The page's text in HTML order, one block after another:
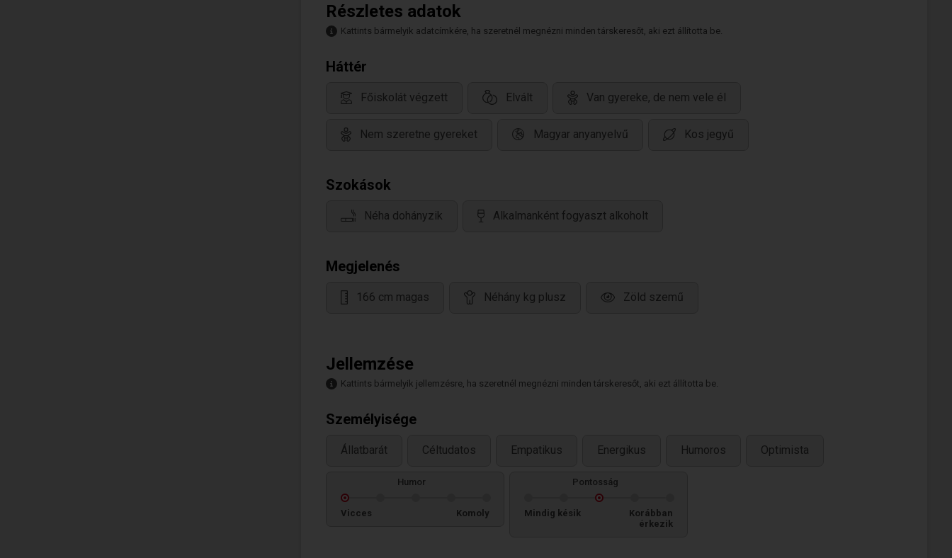
Részletes adatok
Kattints bármelyik adatcímkére, ha szeretnél megnézni minden társkeresőt, aki ezt állította be.
Háttér
Főiskolát végzett Elvált Van gyereke, de nem vele él
Nem szeretne gyereket Magyar anyanyelvű Kos jegyű
Szokások
Néha dohányzik Alkalmanként fogyaszt alkoholt
Megjelenés
166 cm magas Néhány kg plusz Zöld szemű
Jellemzése
Kattints bármelyik jellemzésre, ha szeretnél megnézni minden társkeresőt, aki ezt állította be.
Személyisége
Állatbarát Céltudatos Empatikus Energikus Humoros Optimista
Humor
Vicces Komoly
Pontosság
Mindig késik
Korábban
érkezik